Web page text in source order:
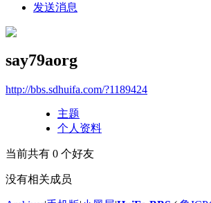
发送消息
say79aorg
http://bbs.sdhuifa.com/?1189424
主题
个人资料
当前共有 0 个好友
没有相关成员